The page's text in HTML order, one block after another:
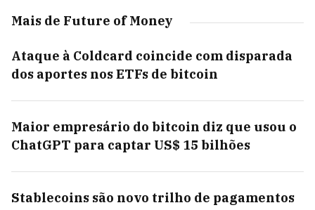
Mais de Future of Money
Ataque à Coldcard coincide com disparada
dos aportes nos ETFs de bitcoin
Maior empresário do bitcoin diz que usou o
ChatGPT para captar US$ 15 bilhões
Stablecoins são novo trilho de pagamentos